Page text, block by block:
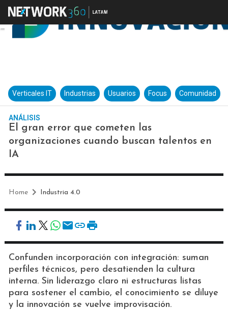
Verticales IT Industrias Usuarios Focus Comunidad
ANÁLISIS
El gran error que cometen las
organizaciones cuando buscan talentos en
IA
Home Industria 4.0
Confunden incorporación con integración: suman
perfiles técnicos, pero desatienden la cultura
interna. Sin liderazgo claro ni estructuras listas
para sostener el cambio, el conocimiento se diluye
y la innovación se vuelve improvisación.